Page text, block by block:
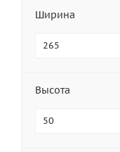
Ширина
265
Высота
50